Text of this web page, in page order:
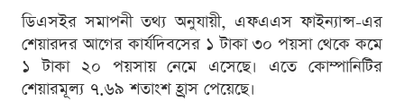
ডিএসইর সমাপনী তথ্য অনুযায়ী, এফএএস ফাইন্যান্স-এর
শেয়ারদর আগের কার্যদিবসের ১ টাকা ৩০ পয়সা থেকে কমে
১ টাকা ২০ পয়সায় নেমে এসেছে। এতে কোম্পানিটির
শেয়ারমূল্য ৭.৬৯ শতাংশ হ্রাস পেয়েছে।